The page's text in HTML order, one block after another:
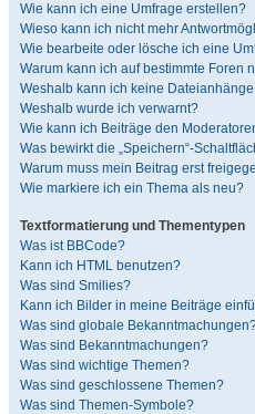
Wie kann ich eine Umfrage erstellen?
Wieso kann ich nicht mehr
Wie bearbeite oder lösche ich eine
Warum kann ich auf bestimmte Foren
Weshalb kann ich keine
Weshalb wurde ich verwarnt?
Wie kann ich Beiträge den
Was bewirkt die „Speichern“-
Warum muss mein Beitrag erst
Wie markiere ich ein Thema als neu?
Textformatierung und Thementypen
Was ist BBCode?
Kann ich HTML benutzen?
Was sind Smilies?
Kann ich Bilder in meine Beiträge
Was sind globale
Was sind Bekanntmachungen?
Was sind wichtige Themen?
Was sind geschlossene Themen?
Was sind Themen-Symbole?